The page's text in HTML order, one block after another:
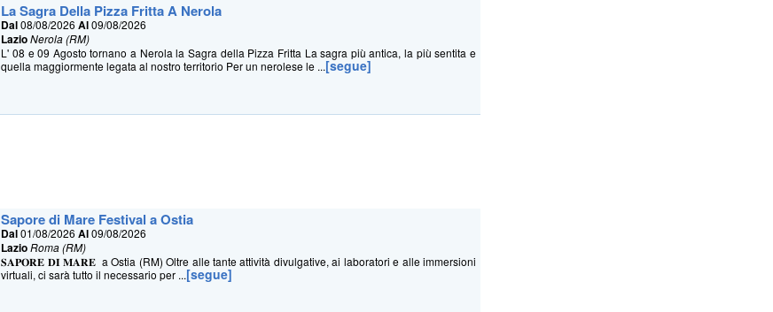
La Sagra Della Pizza Fritta A Nerola
Dal08/08/2026Al09/08/2026
LazioNerola (RM)
L' 08 e 09 Agosto tornano a Nerola la Sagra della Pizza Fritta La sagra più antica, la più sentita e
quella maggiormente legata al nostro territorio Per un nerolese le ...[segue]
Sapore di Mare Festival a Ostia
Dal01/08/2026Al09/08/2026
LazioRoma (RM)
𝐒𝐀𝐏𝐎𝐑𝐄 𝐃𝐈 𝐌𝐀𝐑𝐄 a Ostia (RM) Oltre alle tante attività divulgative, ai laboratori e alle immersioni
virtuali, ci sarà tutto il necessario per ...[segue]